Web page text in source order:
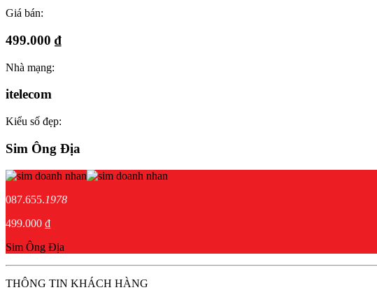
Giá bán:
499.000 ₫
Nhà mạng:
itelecom
Kiểu số đẹp:
Sim Ông Địa
087.655.1978
499.000 ₫
Sim Ông Địa
THÔNG TIN KHÁCH HÀNG